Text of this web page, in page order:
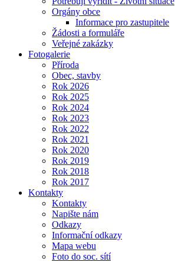
Orgány obce
Informace pro zastupitele
Žádosti a formuláře
Veřejné zakázky
Fotogalerie
Příroda
Obec, stavby
Rok 2026
Rok 2025
Rok 2024
Rok 2023
Rok 2022
Rok 2021
Rok 2020
Rok 2019
Rok 2018
Rok 2017
Kontakty
Kontakty
Napište nám
Odkazy
Informační odkazy
Mapa webu
Foto do soc. sítí